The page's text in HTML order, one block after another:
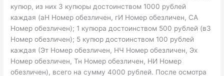
купюр, из них 3 купюры достоинством 1000 рублей
каждая (аН Номер обезличен, гИ Номер обезличен, СА
Номер обезличен); 1 купюра достоинством 500 рублей (вЗ
Номер обезличен); 5 купюр достоинством 100 рублей
каждая (Эт Номер обезличен, НЧ Номер обезличен, Эх
Номер обезличен, Тн Номер обезличен, НИ Номер
обезличен), всего на сумму 4000 рублей. После осмотра